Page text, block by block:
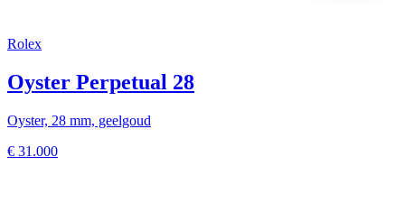
Rolex
Oyster Perpetual 28
Oyster, 28 mm, geelgoud
€ 31.000